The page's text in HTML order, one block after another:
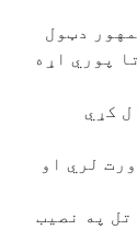
دټول
پوري اړه
کړي
لري او
تل په نصيب